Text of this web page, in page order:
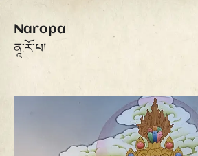
Naropa
ནཱ་རོ་པ།